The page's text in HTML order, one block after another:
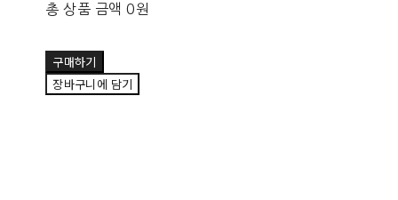
총 상품 금액 0원
구매하기
장바구니에 담기